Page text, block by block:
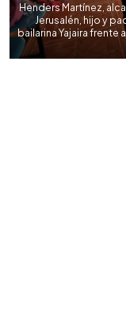
Henders Martínez,
Jerusalén, hijo y
bailarina Yajaira frente